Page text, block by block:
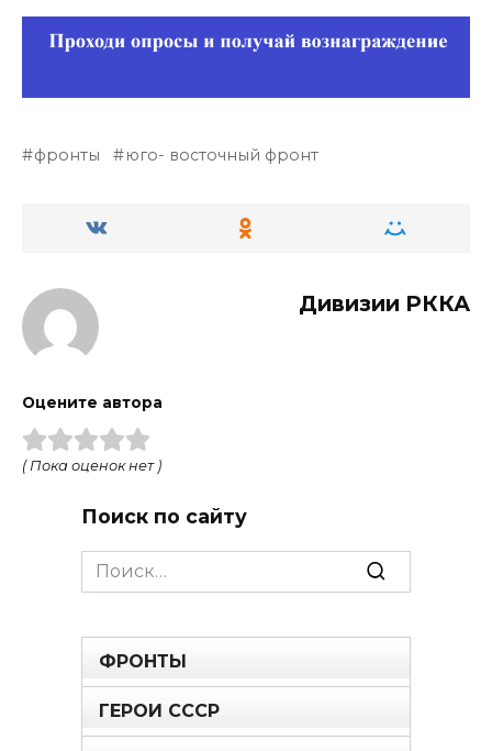
фронты юго- восточный фронт
Дивизии РККА
Оцените автора
( Пока оценок нет )
Поиск по сайту
Search
for:
ФРОНТЫ
ГЕРОИ СССР